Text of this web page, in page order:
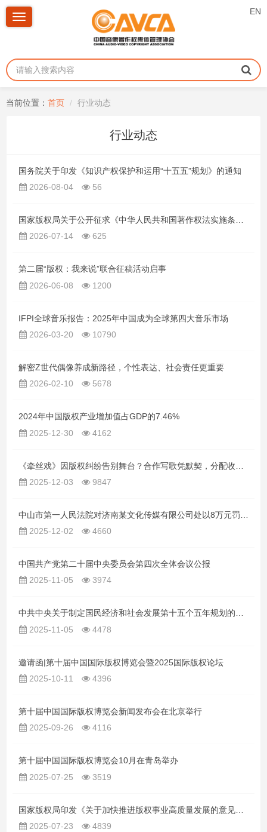
EN
Toggle
当前位置： 首页 行业动态
行业动态
国务院关于印发《知识产权保护和运用“十五五”规划》的通知
2026-08-04
56
2026-07-14
625
第二届“版权：我来说”联合征稿活动启事
2026-06-08
1200
IFPI全球音乐报告：2025年中国成为全球第四大音乐市场
2026-03-20
10790
解密Z世代偶像养成新路径，个性表达、社会责任更重要
2026-02-10
5678
2024年中国版权产业增加值占GDP的7.46%
2025-12-30
4162
2025-12-03
9847
2025-12-02
4660
中国共产党第二十届中央委员会第四次全体会议公报
2025-11-05
3974
中共中央关于制定国民经济和社会发展第十五个五年规划的建议
2025-11-05
4478
邀请函|第十届中国国际版权博览会暨2025国际版权论坛
2025-10-11
4396
第十届中国国际版权博览会新闻发布会在北京举行
2025-09-26
4116
第十届中国国际版权博览会10月在青岛举办
2025-07-25
3519
2025-07-23
4839